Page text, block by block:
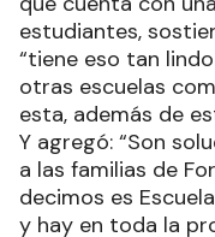
estudiantes,
“tiene eso tan
otras escuelas
esta, además de
Y agregó: “Son
a las familias de
decimos es
y hay en toda la